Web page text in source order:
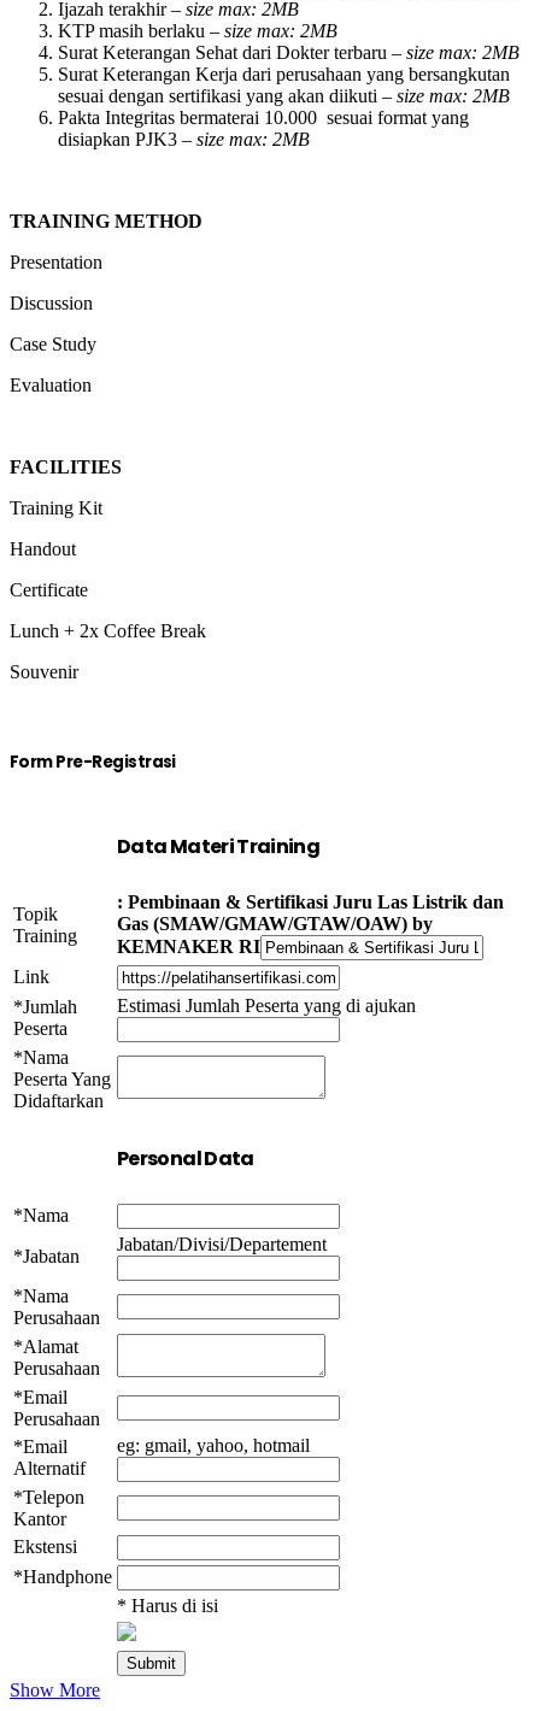
Ijazah terakhir – size max: 2MB
KTP masih berlaku – size max: 2MB
Surat Keterangan Sehat dari Dokter terbaru – size max: 2MB
Surat Keterangan Kerja dari perusahaan yang bersangkutan
sesuai dengan sertifikasi yang akan diikuti – size max: 2MB
Pakta Integritas bermaterai 10.000 sesuai format yang
disiapkan PJK3 – size max: 2MB
TRAINING METHOD
Presentation
Discussion
Case Study
Evaluation
FACILITIES
Training Kit
Handout
Certificate
Lunch + 2x Coffee Break
Souvenir
Form Pre-Registrasi
Data Materi Training
Topik
Training
: Pembinaan & Sertifikasi Juru Las Listrik dan
Gas (SMAW/GMAW/GTAW/OAW) by
KEMNAKER RI
Link
*Jumlah
Peserta
Estimasi Jumlah Peserta yang di ajukan
*Nama
Peserta Yang
Didaftarkan
Personal Data
*Nama
*Jabatan
Jabatan/Divisi/Departement
*Nama
Perusahaan
*Alamat
Perusahaan
*Email
Perusahaan
*Email
Alternatif
eg: gmail, yahoo, hotmail
*Telepon
Kantor
Ekstensi
*Handphone
* Harus di isi
Show More